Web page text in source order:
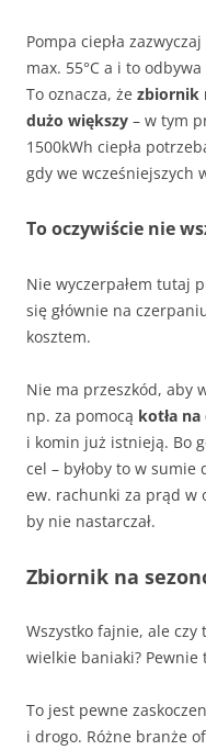
Pompa ciepła
max. 55°C a i to
To oznacza, że zbiornik
dużo większy – w tym
1500kWh ciepła
gdy we wcześniejszych
To oczywiście nie
Nie wyczerpałem tutaj
się głównie na
kosztem.
Nie ma przeszkód, aby
np. za pomocą kotła
i komin już istnieją. Bo
cel – byłoby to w sumie
ew. rachunki za prąd w
by nie nastarczał.
Zbiornik na
Wszystko fajnie, ale czy
wielkie baniaki? Pewnie
To jest pewne
i drogo. Różne branże